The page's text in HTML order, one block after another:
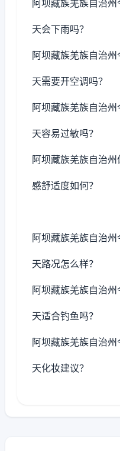
阿坝藏族羌族自治州
天会下雨吗？
阿坝藏族羌族自治州
天需要开空调吗？
阿坝藏族羌族自治州
天容易过敏吗？
阿坝藏族羌族自治州
感舒适度如何？
阿坝藏族羌族自治州
天路况怎么样？
阿坝藏族羌族自治州
天适合钓鱼吗？
阿坝藏族羌族自治州
天化妆建议？